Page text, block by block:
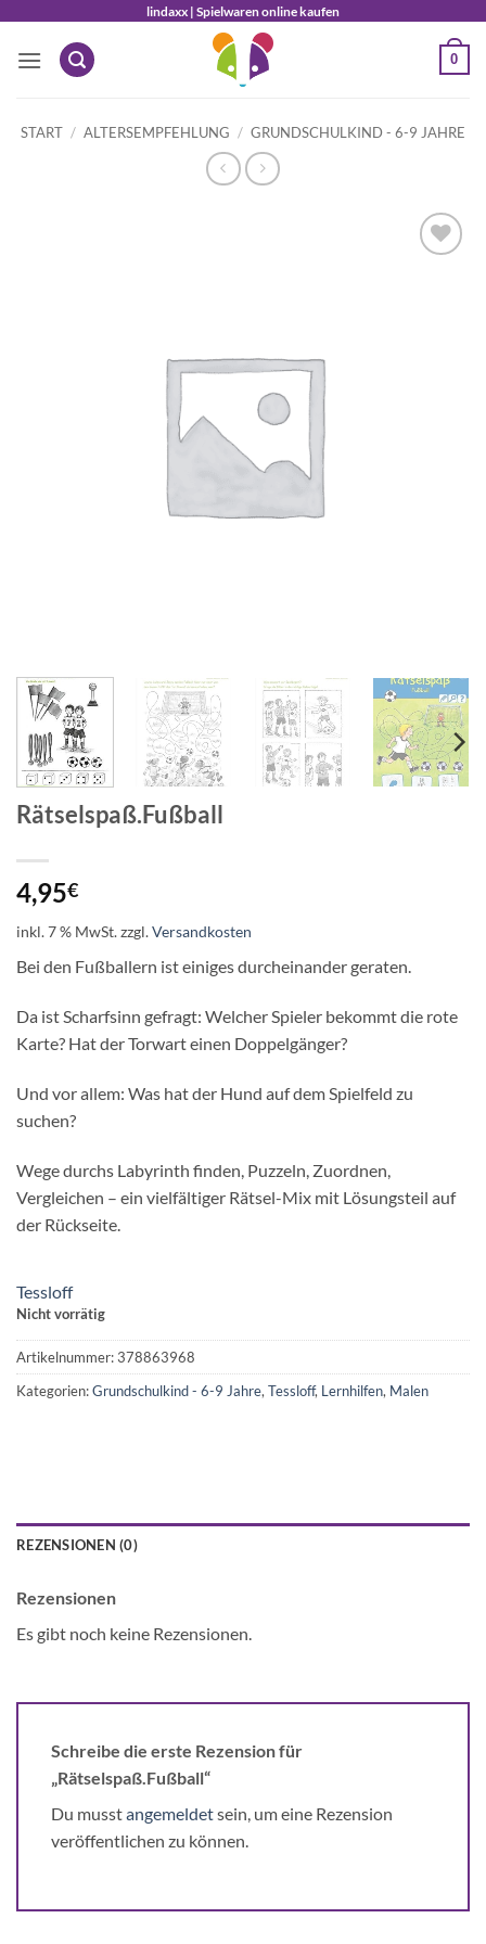
springen
lindaxx | Spielwaren online kaufen
0
START / ALTERSEMPFEHLUNG / GRUNDSCHULKIND - 6-9 JAHRE
Rätselspaß.Fußball
4,95€
inkl. 7 % MwSt.zzgl.Versandkosten
Bei den Fußballern ist einiges durcheinander geraten.
Da ist Scharfsinn gefragt: Welcher Spieler bekommt die rote
Karte? Hat der Torwart einen Doppelgänger?
Und vor allem: Was hat der Hund auf dem Spielfeld zu
suchen?
Wege durchs Labyrinth finden, Puzzeln, Zuordnen,
Vergleichen – ein vielfältiger Rätsel-Mix mit Lösungsteil auf
der Rückseite.
Tessloff
Nicht vorrätig
Artikelnummer:378863968
Kategorien:Grundschulkind - 6-9 Jahre, Tessloff, Lernhilfen, Malen
REZENSIONEN (0)
Rezensionen
Es gibt noch keine Rezensionen.
Schreibe die erste Rezension für
„Rätselspaß.Fußball“
Du musstangemeldetsein, um eine Rezension
veröffentlichen zu können.